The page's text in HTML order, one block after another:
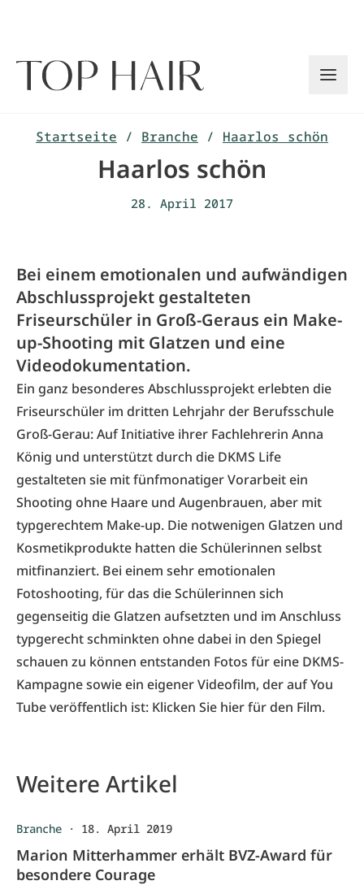
Startseite / Branche / Haarlos schön
Haarlos schön
28. April 2017
Bei einem emotionalen und aufwändigen
Abschlussprojekt gestalteten
Friseurschüler in Groß-Geraus ein Make-
up-Shooting mit Glatzen und eine
Videodokumentation.
Ein ganz besonderes Abschlussprojekt erlebten die
Friseurschüler im dritten Lehrjahr der Berufsschule
Groß-Gerau: Auf Initiative ihrer Fachlehrerin Anna
König und unterstützt durch die DKMS Life
gestalteten sie mit fünfmonatiger Vorarbeit ein
Shooting ohne Haare und Augenbrauen, aber mit
typgerechtem Make-up. Die notwenigen Glatzen und
Kosmetikprodukte hatten die Schülerinnen selbst
mitfinanziert. Bei einem sehr emotionalen
Fotoshooting, für das die Schülerinnen sich
gegenseitig die Glatzen aufsetzten und im Anschluss
typgerecht schminkten ohne dabei in den Spiegel
schauen zu können entstanden Fotos für eine DKMS-
Kampagne sowie ein eigener Videofilm, der auf You
Tube veröffentlich ist: Klicken Sie hier für den Film.
Weitere Artikel
Branche · 18. April 2019
Marion Mitterhammer erhält BVZ-Award für
besondere Courage